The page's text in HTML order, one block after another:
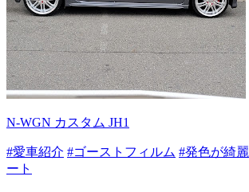
N-WGN カスタム JH1
#愛車紹介 #ゴーストフィルム #発色が綺麗
ート